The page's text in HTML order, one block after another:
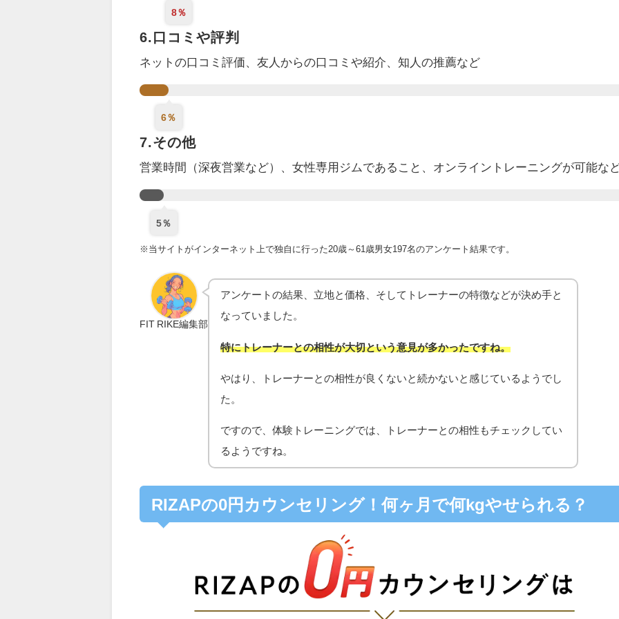
8％
6.口コミや評判
ネットの口コミ評価、友人からの口コミや紹介 、知人の推薦など
6％
7.その他
営業時間（深夜営業など）、女性専用ジムであること、オンライントレーニングが可能な
5％
※当サイトがインターネット上で独自に行った20歳～61歳男女197名のアンケート結果です。
FIT RIKE編集部
アンケートの結果、立地と価格、そしてトレーナーの特徴などが決め手と
なっていました。
特にトレーナーとの相性が大切という意見が多かったですね。
やはり、トレーナーとの相性が良くないと続かないと感じているようでし
た。
ですので、体験トレーニングでは、トレーナーとの相性もチェックしてい
るようですね。
RIZAPの0円カウンセリング！何ヶ月で何kgやせられる？